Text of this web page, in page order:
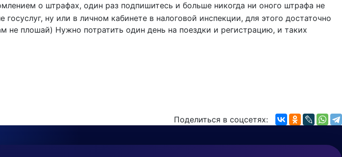
о штрафах, один раз подпишитесь и больше никогда ни оного штрафа не
ну или в личном кабинете в налоговой инспекции, для этого достаточно
плошай) Нужно потратить один день на поездки и регистрацию, и таких
Поделиться в соцсетях: